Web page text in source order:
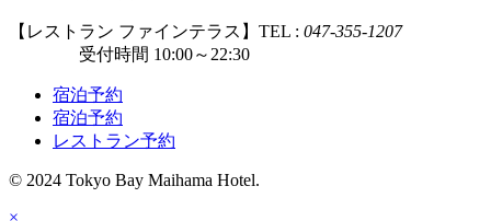
【レストラン ファインテラス】TEL : 047-355-1207
受付時間 10:00～22:30
宿泊予約
宿泊予約
レストラン予約
© 2024 Tokyo Bay Maihama Hotel.
×